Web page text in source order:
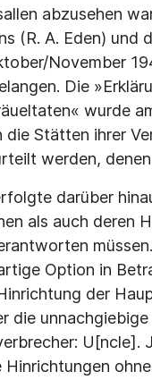
abzusehen
(R. A. Eden)
November
Die
wurde
die Stätten ihrer
werden,
darüber
als auch deren
Option in
der
die
U[ncle].
Hinrichtungen